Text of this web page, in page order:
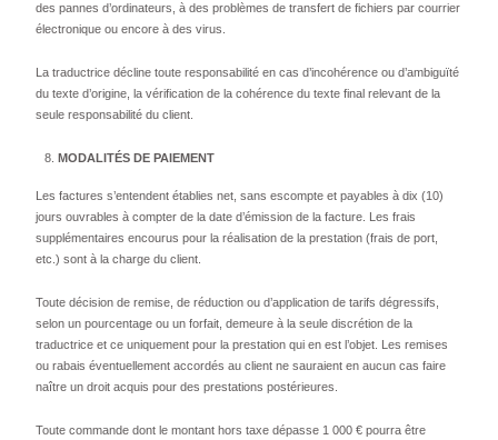
des pannes d’ordinateurs, à des problèmes de transfert de fichiers par courrier
électronique ou encore à des virus.
La traductrice décline toute responsabilité en cas d’incohérence ou d’ambiguïté
du texte d’origine, la vérification de la cohérence du texte final relevant de la
seule responsabilité du client.
MODALITÉS DE PAIEMENT
Les factures s’entendent établies net, sans escompte et payables à dix (10)
jours ouvrables à compter de la date d’émission de la facture. Les frais
supplémentaires encourus pour la réalisation de la prestation (frais de port,
etc.) sont à la charge du client.
Toute décision de remise, de réduction ou d’application de tarifs dégressifs,
selon un pourcentage ou un forfait, demeure à la seule discrétion de la
traductrice et ce uniquement pour la prestation qui en est l’objet. Les remises
ou rabais éventuellement accordés au client ne sauraient en aucun cas faire
naître un droit acquis pour des prestations postérieures.
Toute commande dont le montant hors taxe dépasse 1 000 € pourra être